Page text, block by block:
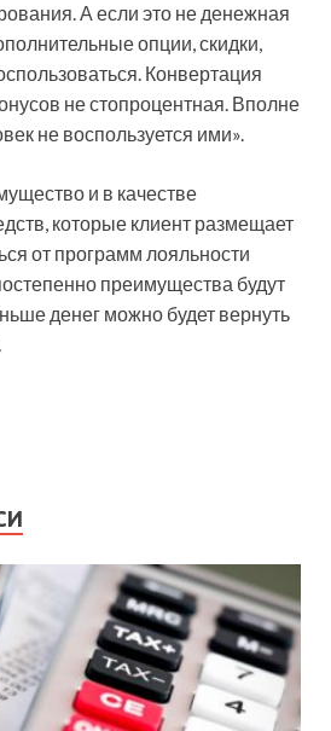
А если это не денежная
опции, скидки,
Конвертация
не стопроцентная. Вполне
не воспользуется ими».
и в качестве
которые клиент размещает
от программ лояльности
преимущества будут
денег можно будет вернуть